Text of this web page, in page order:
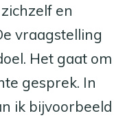
en
vraagstelling
Het gaat om
gesprek. In
ik bijvoorbeeld